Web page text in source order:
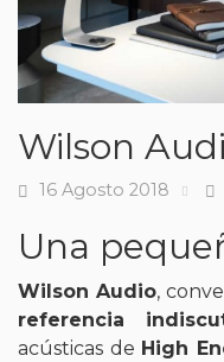
Wilson
Fecha
16 Agosto 2018
Una
Wilson Audio,
referencia
acústicas de High